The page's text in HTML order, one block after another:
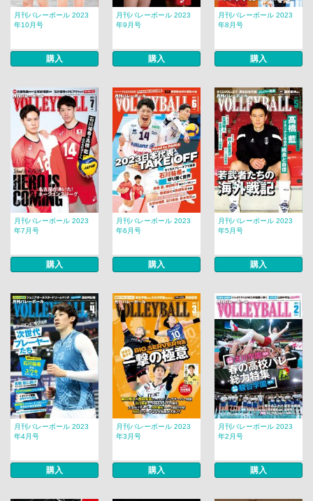
月刊バレーボール 2023
年10月号
購入
月刊バレーボール 2023
年9月号
購入
月刊バレーボール 2023
年8月号
購入
月刊バレーボール 2023
年7月号
購入
月刊バレーボール 2023
年6月号
購入
月刊バレーボール 2023
年5月号
購入
月刊バレーボール 2023
年4月号
購入
月刊バレーボール 2023
年3月号
購入
月刊バレーボール 2023
年2月号
購入